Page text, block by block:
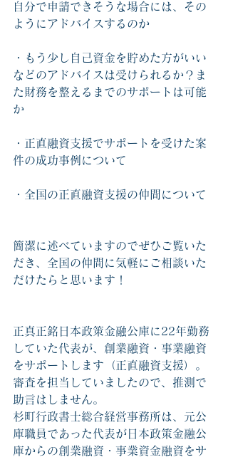
自分で申請できそうな場合には、その
ようにアドバイスするのか
・もう少し自己資金を貯めた方がいい
などのアドバイスは受けられるか？ま
た財務を整えるまでのサポートは可能
か
・正直融資支援でサポートを受けた案
件の成功事例について
・全国の正直融資支援の仲間について
簡潔に述べていますのでぜひご覧いた
だき、全国の仲間に気軽にご相談いた
だけたらと思います！
正真正銘日本政策金融公庫に22年勤務
していた代表が、創業融資・事業融資
をサポートします（正直融資支援）。
審査を担当していましたので、推測で
助言はしません。
杉町行政書士総合経営事務所は、元公
庫職員であった代表が日本政策金融公
庫からの創業融資・事業資金融資をサ